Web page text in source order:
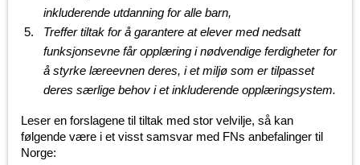
inkluderende utdanning for alle barn,
Treffer tiltak for å garantere at elever med nedsatt
funksjonsevne får opplæring i nødvendige ferdigheter for
å styrke læreevnen deres, i et miljø som er tilpasset
deres særlige behov i et inkluderende opplæringsystem.
Leser en forslagene til tiltak med stor velvilje, så kan
følgende være i et visst samsvar med FNs anbefalinger til
Norge: